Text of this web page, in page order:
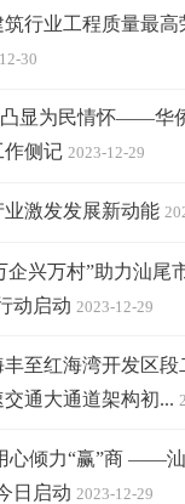
行业工程质量最高
30
显为民情怀——华
作侧记 2023-12-29
激发发展新动能
兴万村”助力汕尾
动启动 2023-12-29
至红海湾开发区
通大通道架构初...
心倾力“赢”商 ——
日启动 2023-12-29